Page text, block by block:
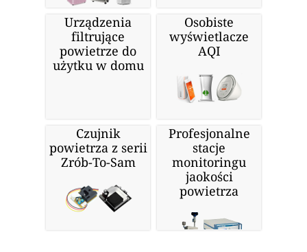
Urządzenia
filtrujące
powietrze do
użytku w domu
Osobiste
wyświetlacze
AQI
Czujnik
powietrza z serii
Zrób-To-Sam
Profesjonalne
stacje
monitoringu
jaokości
powietrza